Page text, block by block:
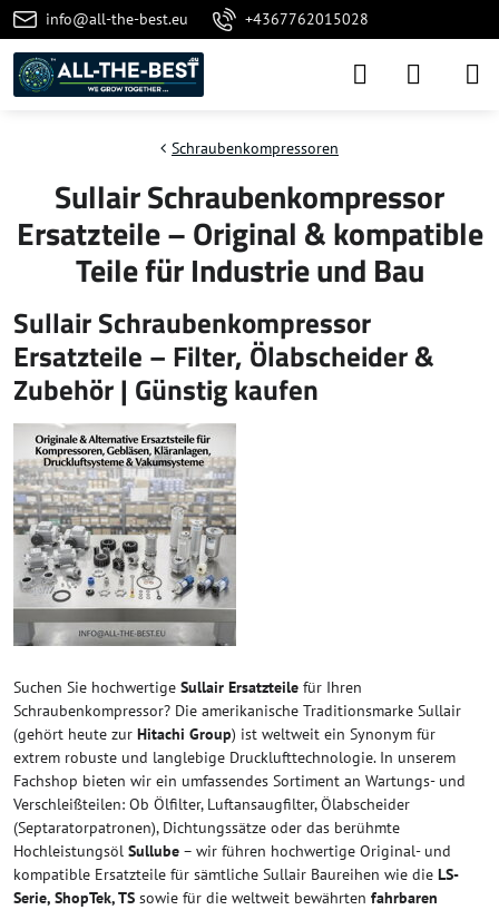
info@all-the-best.eu +4367762015028
Schraubenkompressoren
Sullair Schraubenkompressor
Ersatzteile – Original & kompatible
Teile für Industrie und Bau
Sullair Schraubenkompressor
Ersatzteile – Filter, Ölabscheider &
Zubehör | Günstig kaufen
Suchen Sie hochwertige Sullair Ersatzteile für Ihren
Schraubenkompressor? Die amerikanische Traditionsmarke Sullair
(gehört heute zur Hitachi Group) ist weltweit ein Synonym für
extrem robuste und langlebige Drucklufttechnologie. In unserem
Fachshop bieten wir ein umfassendes Sortiment an Wartungs- und
Verschleißteilen: Ob Ölfilter, Luftansaugfilter, Ölabscheider
(Septaratorpatronen), Dichtungssätze oder das berühmte
Hochleistungsöl Sullube – wir führen hochwertige Original- und
kompatible Ersatzteile für sämtliche Sullair Baureihen wie die LS-
Serie, ShopTek, TS sowie für die weltweit bewährten fahrbaren